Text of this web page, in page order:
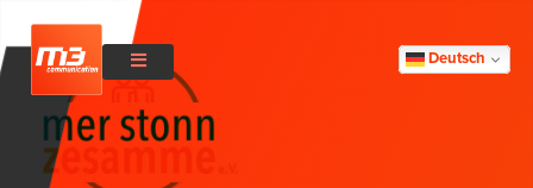
Deutsch